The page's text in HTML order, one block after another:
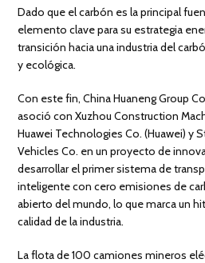
Dado que el carbón es la principal
elemento clave para su estrategia
transición hacia una industria del
y ecológica.
Con este fin, China Huaneng Group
asoció con Xuzhou Construction
Huawei Technologies Co. (Huawei) y
Vehicles Co. en un proyecto de
desarrollar el primer sistema de
inteligente con cero emisiones de
abierto del mundo, lo que marca un
calidad de la industria.
La flota de 100 camiones mineros